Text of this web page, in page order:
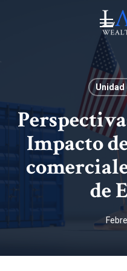
Menu
Unidad
Impacto
de